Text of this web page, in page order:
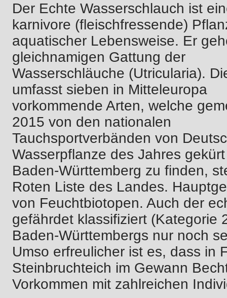
Der Echte Wasserschlauch ist
karnivore (fleischfressende)
aquatischer Lebensweise. Er
gleichnamigen Gattung der
Wasserschläuche (Utricularia).
umfasst sieben in Mitteleuropa
vorkommende Arten, welche
2015 von den nationalen
Tauchsportverbänden von
Wasserpflanze des Jahres
Baden-Württemberg zu finden,
Roten Liste des Landes.
von Feuchtbiotopen. Auch der
gefährdet klassifiziert (Kategorie
Baden-Württembergs nur noch
Umso erfreulicher ist es, dass in
Steinbruchteich im Gewann
Vorkommen mit zahlreichen